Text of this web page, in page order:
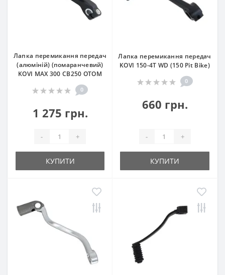
Лапка перемикання передач
(алюміній) (помаранчевий)
KOVI MAX 300 CB250 OTOM
0
1 275 грн.
- +
КУПИТИ
Лапка перемикання передач
KOVI 150-4Т WD (150 Pit Bike)
0
660 грн.
- +
КУПИТИ